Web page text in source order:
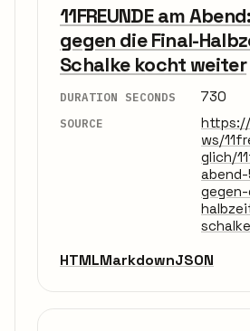
11FREUNDE am
gegen die Final-
Schalke kocht weiter
DURATION SECONDS 730
SOURCE
ws/
glich/
HTMLMarkdownJSON